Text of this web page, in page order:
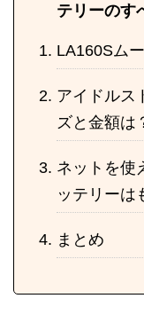
テリーのす
LA160Sム
アイドルス
ズと金額は
ネットを使
ッテリーは
まとめ